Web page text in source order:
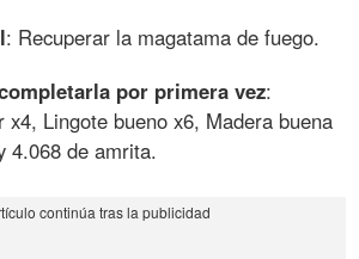
: Recuperar la magatama de fuego.
por primera vez:
x4, Lingote bueno x6, Madera buena
4.068 de amrita.